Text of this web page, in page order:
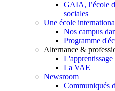
GAIA, l’école
sociales
Une école
Nos campus
Programme
Alternance &
L'apprentissage
La VAE
Newsroom
Communiqués